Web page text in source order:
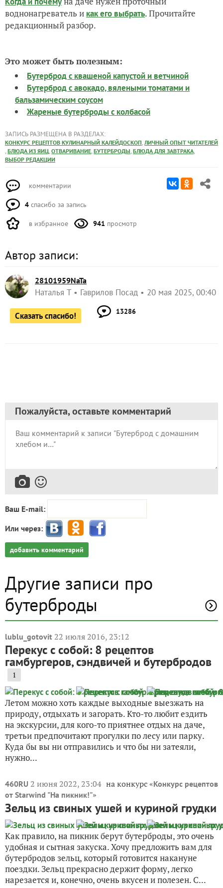
воднонагреватель и как его выбрать. Прочитайте
редакционный разбор.
Это может быть полезным:
Бутерброд с квашеной капустой и ветчиной
Бутерброд с авокадо, вялеными томатами и
бальзамическим соусом
Жареные бутерброды с колбасой
ЗАПИСЬ РАЗМЕЩЕНА В РАЗДЕЛАХ:
КОНКУРС РЕЦЕПТОВ КУЛИНАРНЫЙ КАЛЕЙДОСКОП, ЛИЧНЫЙ ОПЫТ ЧИТАТЕЛЕЙ
, БЛЮДА ИЗ ЯИЦ, ОТВАРИВАНИЕ, БУТЕРБРОДЫ, БЛЮДА ДЛЯ ЗАВТРАКА,
ВЫБОР РЕДАКЦИИ
комментарии
4 спасибо за запись
в избранное 941 просмотр
Автор записи:
28101959NaTa
Наталья Т Гаврилов Посад 20 мая 2025, 00:40
Сказать спасибо! 13286
Пожалуйста, оставьте комментарий
Ваш E-mail:
Или через:
добавить комментарий
Другие записи про
бутерброды
lublu_gotovit 22 июля 2016, 23:12
Перекус с собой: 8 рецептов
гамбургеров, сэндвичей и бутербродов
1
Летом можно хоть каждые выходные выезжать на
природу, отдыхать и загорать. Кто-то любит ездить
на экскурсии, для кого-то приятнее отдых на даче,
третьи предпочитают прогулки по лесу или парку.
Куда бы вы ни отправились и что бы ни затеяли,
нужно...
460RU 2 июня 2022, 23:04 на конкурс «Конкурс рецептов
от Starwind "На пикник!"»
Зельц из свиных ушей и куриной грудки
Как правило, на пикник берут бутерброды, это очень
удобная и сытная закуска. Хочу предложить вам для
бутербродов зельц, который готовится накануне
поездки. Зельц прекрасно держит форму, легко
нарезается и, конечно, очень вкусен и полезен. С...